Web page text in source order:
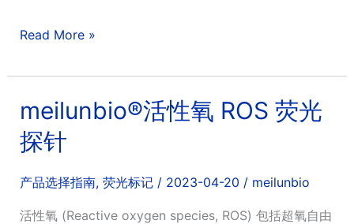
meilunbio®
酸
染
Read More »
meilunbio®活性氧 ROS 荧光
探针
产品选择指南, 荧光标记/ 2023-04-20 / meilunbio
活性氧 (Reactive oxygen species, ROS) 包括超氧自由